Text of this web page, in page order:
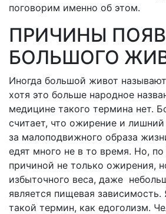
поговорим именно об этом.
ПРИЧИНЫ
БОЛЬШОГО
Иногда большой живот
хотя это больше народное
медицине такого термина нет.
считает, что ожирение и
за малоподвижного образа
едят много не в то время. Но,
причиной не только ожирения,
избыточного веса, даже
является пищевая
такой термин, как едоголизм.